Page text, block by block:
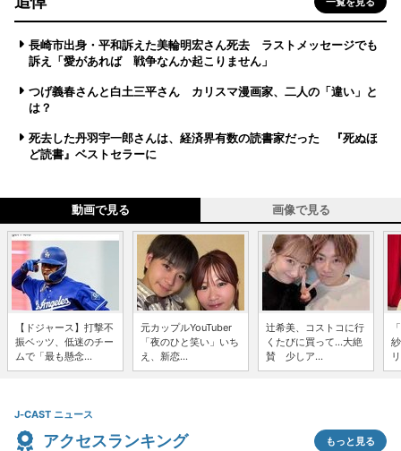
長崎市出身・平和訴えた美輪明宏さん死去 ラストメッセージでも
訴え「愛があれば 戦争なんか起こりません」
つげ義春さんと白土三平さん カリスマ漫画家、二人の「違い」と
は？
死去した丹羽宇一郎さんは、経済界有数の読書家だった 『死ぬほ
ど読書』ベストセラーに
動画で見る 画像で見る
【ドジャース】打撃不
振ベッツ、低迷のチー
ムで「最も懸念...
元カップルYouTuber
「夜のひと笑い」いち
え、新恋...
辻希美、コストコに行
くたびに買って...大絶
賛 少しア...
J-CAST ニュース
アクセスランキング もっと見る